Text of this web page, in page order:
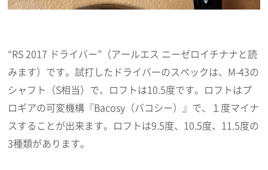
“RS 2017 ドライバー”（アールエス ニーゼロイチナナと読
みます）です。試打したドライバーのスペックは、M-43の
シャフト（S相当）で、ロフトは10.5度です。ロフトはプ
ロギアの可変機構『Bacosy（バコシー）』で、１度マイナ
スすることが出来ます。ロフトは9.5度、10.5度、11.5度の
3種類があります。